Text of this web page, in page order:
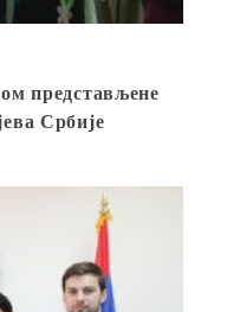
представљене
Србије